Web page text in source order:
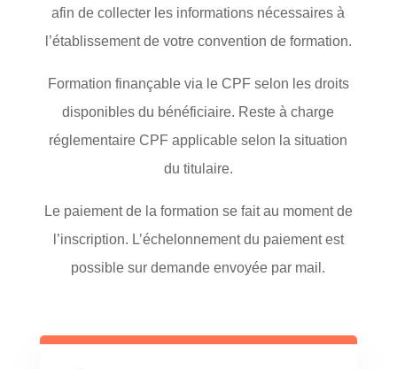
afin de collecter les informations nécessaires à
l’établissement de votre convention de formation.
Formation finançable via le CPF selon les droits
disponibles du bénéficiaire. Reste à charge
réglementaire CPF applicable selon la situation
du titulaire.
Le paiement de la formation se fait au moment de
l’inscription. L’échelonnement du paiement est
possible sur demande envoyée par mail.